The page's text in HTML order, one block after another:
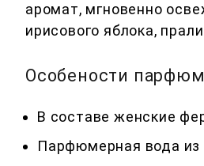
аромат, мгновенно
ирисового яблока,
Особености
В составе женские
Парфюмерная вода из